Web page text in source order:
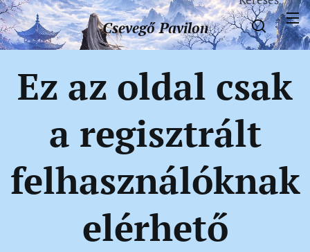
Csevegő Pavilon
Ez az oldal csak
a regisztrált
felhasználóknak
elérhető